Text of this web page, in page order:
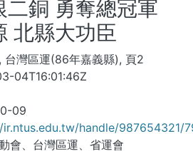
銅 勇奪總冠軍 三
縣大功臣
台灣區運(86年嘉義縣), 頁2
04T16:01:46Z
09
handle/987654321/
會、台灣區運、省運會